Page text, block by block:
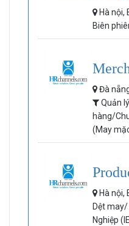
Hà nội,
Biên
Đà
Quản
hàng/
(May
Hà nội,
Dệt may/
Nghiệp